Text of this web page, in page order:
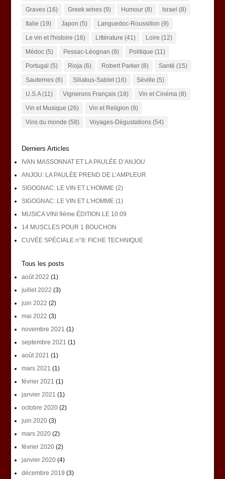
Graves(16) Greek wines(9) Humour(8) Israel (8)
Italie (19) Japon (5) Languedoc-Roussillon (9)
Le vin et l'histoire (16) Littérature (41) Loire (12)
Médoc(5) Pessac-Léognan (9) Politique (11)
Portugal (5) Rioja(6) Robert Parker(8) Santé (15)
Sauternes(6) Siliakus-Sablet(16) Séville (5)
U.S.A(11) Vignerons Français(18) Vin et Cinéma(8)
Vin et Musique (26) Vin et Religion (9)
Vins du monde (58) Voyages-Dégustations(54)
Derniers Articles
IVAN MASSONNAT ET LA PAULÉE D’ANJOU
ANJOU: LA PAULÉE PREND DE L’AMPLEUR
SIGOGNAC: LE VIN ET L’HOMME (2)
SIGOGNAC: LE VIN ET L’HOMME (1)
MUSICA VINI 9ème ÉDITION LE 10.09
14 MUSCLES POUR 1 BOUCHON
CUVÉE SPÉCIALE n°8: FICHE TECHNIQUE
Tous les posts
août 2022 (1)
juillet 2022 (3)
juin 2022 (2)
mai 2022 (3)
novembre 2021 (1)
septembre 2021 (1)
août 2021 (1)
mars 2021 (1)
février 2021 (1)
janvier 2021 (1)
octobre 2020(2)
juin 2020(3)
mars 2020(2)
février 2020(2)
janvier 2020(4)
décembre 2019 (3)